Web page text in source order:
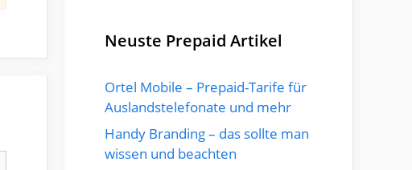
Neuste Prepaid Artikel
Ortel Mobile – Prepaid-Tarife für
Auslandstelefonate und mehr
Handy Branding – das sollte man
wissen und beachten